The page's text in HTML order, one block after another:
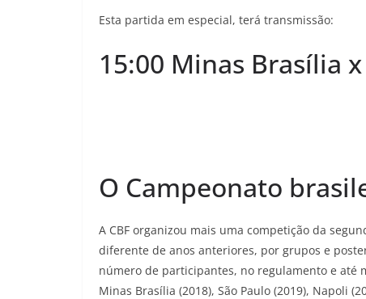
Esta partida em especial, terá transmissão:
15:00 Minas Brasília
O Campeonato
A CBF organizou mais uma competição da
diferente de anos anteriores, por grupos e
número de participantes, no regulamento e até
Minas Brasília (2018), São Paulo (2019), Napoli